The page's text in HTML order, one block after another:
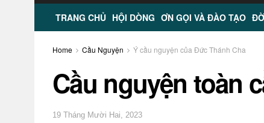
TRANG CHỦ HỘI DÒNG ƠN GỌI VÀ ĐÀO TẠO
Home Cầu Nguyện Ý cầu nguyện của Đức Thánh Cha
Cầu nguyện toàn
19 Tháng Mười Hai, 2023